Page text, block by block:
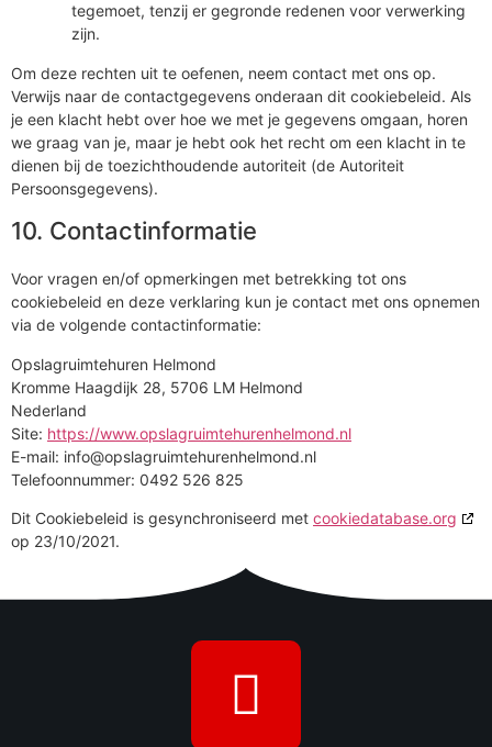
tegemoet, tenzij er gegronde redenen voor verwerking
zijn.
Om deze rechten uit te oefenen, neem contact met ons op.
Verwijs naar de contactgegevens onderaan dit cookiebeleid. Als
je een klacht hebt over hoe we met je gegevens omgaan, horen
we graag van je, maar je hebt ook het recht om een klacht in te
dienen bij de toezichthoudende autoriteit (de Autoriteit
Persoonsgegevens).
10. Contactinformatie
Voor vragen en/of opmerkingen met betrekking tot ons
cookiebeleid en deze verklaring kun je contact met ons opnemen
via de volgende contactinformatie:
Opslagruimtehuren Helmond
Kromme Haagdijk 28, 5706 LM Helmond
Nederland
Site: https://www.opslagruimtehurenhelmond.nl
E-mail: info@opslagruimtehurenhelmond.nl
Telefoonnummer: 0492 526 825
Dit Cookiebeleid is gesynchroniseerd met cookiedatabase.org
op 23/10/2021.